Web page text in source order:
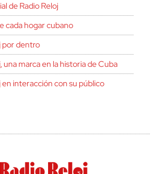
de Radio Reloj
cada hogar cubano
por dentro
una marca en la historia de Cuba
en interacción con su público